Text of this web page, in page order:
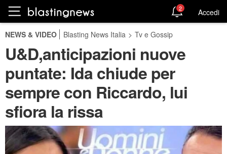
2 Accedi
NEWS & VIDEO Blasting News Italia > Tv e Gossip
U&D,anticipazioni nuove
puntate: Ida chiude per
sempre con Riccardo, lui
sfiora la rissa